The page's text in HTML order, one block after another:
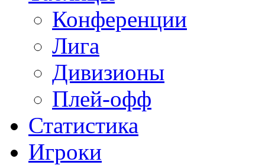
Конференции
Лига
Дивизионы
Плей-офф
Статистика
Игроки